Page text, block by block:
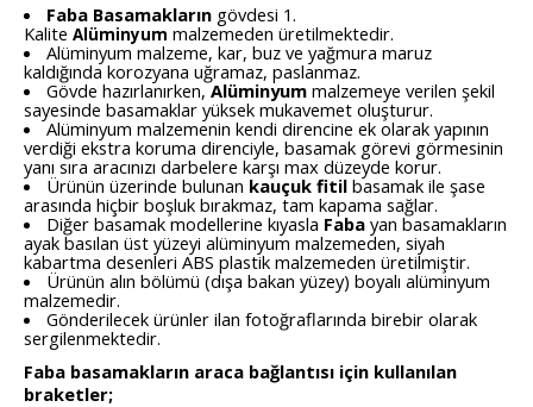
Faba Basamakların gövdesi 1.
Kalite Alüminyum malzemeden üretilmektedir.
Alüminyum malzeme, kar, buz ve yağmura maruz
kaldığında korozyana uğramaz, paslanmaz.
Gövde hazırlanırken,Alüminyum malzemeye verilen şekil
sayesinde basamaklar yüksek mukavemet oluşturur.
Alüminyum malzemenin kendi direncine ek olarak yapının
verdiği ekstra koruma direnciyle, basamak görevi görmesinin
yanı sıra aracınızı darbelere karşı max düzeyde korur.
Ürünün üzerinde bulunan kauçuk fitil basamak ile şase
arasında hiçbir boşluk bırakmaz, tam kapama sağlar.
Diğer basamak modellerine kıyasla Faba yan basamakların
ayak basılan üst yüzeyi alüminyum malzemeden, siyah
kabartma desenleri ABS plastik malzemeden üretilmiştir.
Ürünün alın bölümü (dışa bakan yüzey) boyalı alüminyum
malzemedir.
Gönderilecek ürünler ilan fotoğraflarında birebir olarak
sergilenmektedir.
Faba basamakların araca bağlantısı için kullanılan
braketler;